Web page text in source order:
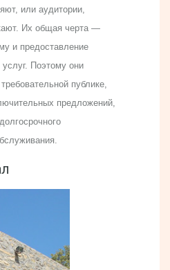
или аудитории,
Их общая черта —
и предоставление
Поэтому они
публике,
предложений,